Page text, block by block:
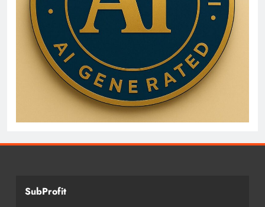
SubProfit